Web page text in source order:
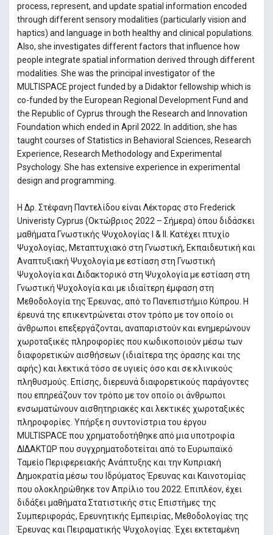
process, represent, and update spatial information encoded
through different sensory modalities (particularly vision and
haptics) and language in both healthy and clinical populations.
Also, she investigates different factors that influence how
people integrate spatial information derived through different
modalities. She was the principal investigator of the
MULTISPACE project funded by a Didaktor fellowship which is
co-funded by the European Regional Development Fund and
the Republic of Cyprus through the Research and Innovation
Foundation which ended in April 2022. In addition, she has
taught courses of Statistics in Behavioral Sciences, Research
Experience, Research Methodology and Experimental
Psychology. She has extensive experience in experimental
design and programming.
Η Δρ. Στέφανη Παντελίδου είναι Λέκτορας στο Frederick
Univeristy Cyprus (Οκτώβριος 2022 – Σήμερα) όπου διδάσκει
μαθήματα Γνωστικής Ψυχολογίας I & II. Κατέχει πτυχίο
Ψυχολογίας, Mεταπτυχιακό στη Γνωστική, Εκπαιδευτική και
Αναπτυξιακή Ψυχολογία με εστίαση στη Γνωστική
Ψυχολογία και Διδακτορικό στη Ψυχολογία με εστίαση στη
Γνωστική Ψυχολογία και με ιδιαίτερη έμφαση στη
Μεθοδολογία της Έρευνας, από το Πανεπιστήμιο Κύπρου. Η
έρευνά της επικεντρώνεται στον τρόπο με τον οποίο οι
άνθρωποι επεξεργάζονται, αναπαριστούν και ενημερώνουν
χωροταξικές πληροφορίες που κωδικοποιούν μέσω των
διαφορετικών αισθήσεων (ιδιαίτερα της όρασης και της
αφής) και λεκτικά τόσο σε υγιείς όσο και σε κλινικούς
πληθυσμούς. Επίσης, διερευνά διαφορετικούς παράγοντες
που επηρεάζουν τον τρόπο με τον οποίο οι άνθρωποι
ενσωματώνουν αισθητηριακές και λεκτικές χωροταξικές
πληροφορίες. Υπήρξε η συντονίστρια του έργου
MULTISPACE που χρηματοδοτήθηκε από μια υποτροφία
ΔΙΔΑΚΤΩΡ που συγχρηματοδοτείται από το Ευρωπαϊκό
Ταμείο Περιφερειακής Ανάπτυξης και την Κυπριακή
Δημοκρατία μέσω του Ιδρύματος Έρευνας και Καινοτομίας
που ολοκληρώθηκε τον Απρίλιο του 2022. Επιπλέον, έχει
διδάξει μαθήματα Στατιστικής στις Επιστήμες της
Συμπεριφοράς, Ερευνητικής Εμπειρίας, Μεθοδολογίας της
Έρευνας και Πειραματικής Ψυχολογίας. Έχει εκτεταμένη